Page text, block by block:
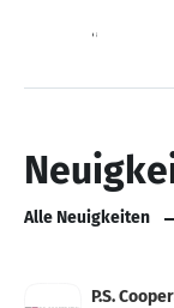
Neuigkeiten
Alle Neuigkeiten
P.S.